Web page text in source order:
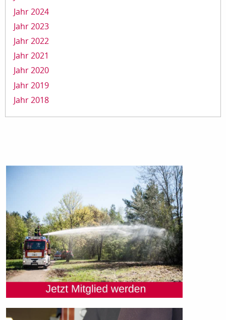
Jahr 2024
Jahr 2023
Jahr 2022
Jahr 2021
Jahr 2020
Jahr 2019
Jahr 2018